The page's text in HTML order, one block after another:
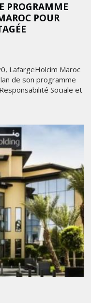
PROGRAMME
POUR
LafargeHolcim Maroc
de son programme
Sociale et